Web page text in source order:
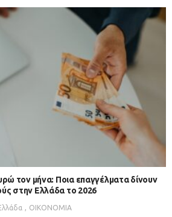
τον μήνα: Ποια επαγγέλματα δίνουν
στην Ελλάδα το 2026
ΟΙΚΟΝΟΜΙΑ